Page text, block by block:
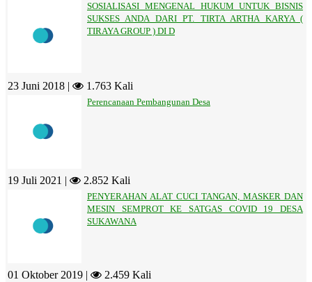
SOSIALISASI MENGENAL HUKUM UNTUK BISNIS
SUKSES ANDA DARI PT. TIRTA ARTHA KARYA (
TIRAYA GROUP ) DI D
23 Juni 2018 | 1.763 Kali
Perencanaan Pembangunan Desa
19 Juli 2021 | 2.852 Kali
PENYERAHAN ALAT CUCI TANGAN, MASKER DAN
MESIN SEMPROT KE SATGAS COVID 19 DESA
SUKAWANA
01 Oktober 2019 | 2.459 Kali